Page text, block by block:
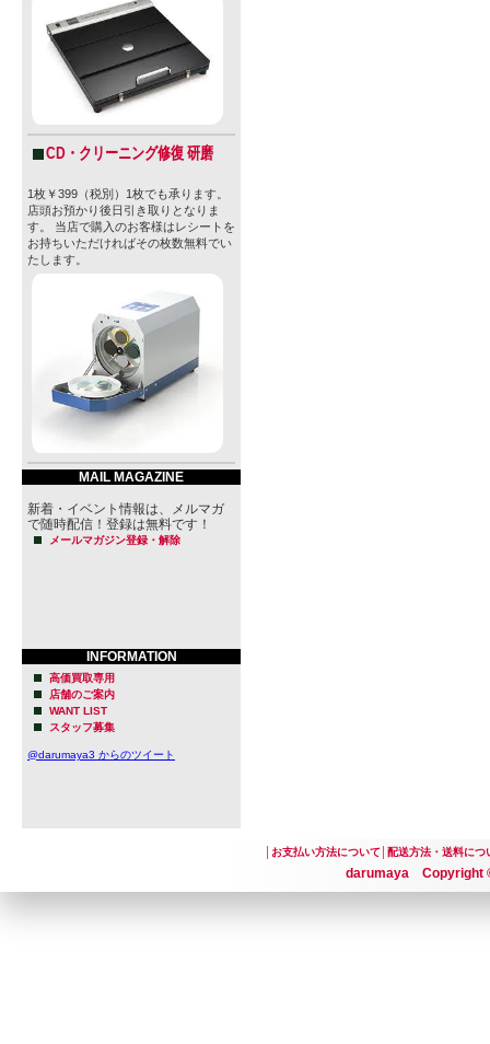
CD・クリーニング修復 研磨
1枚￥399（税別）1枚でも承ります。
店頭お預かり後日引き取りとなりま
す。 当店で購入のお客様はレシートを
お持ちいただければその枚数無料でい
たします。
MAIL MAGAZINE
新着・イベント情報は、メルマガ
で随時配信！登録は無料です！
メールマガジン登録・解除
INFORMATION
高価買取専用
店舗のご案内
WANT LIST
スタッフ募集
@darumaya3 からのツイート
お支払い方法について│ 配送方法・送料につ
darumaya Copyright